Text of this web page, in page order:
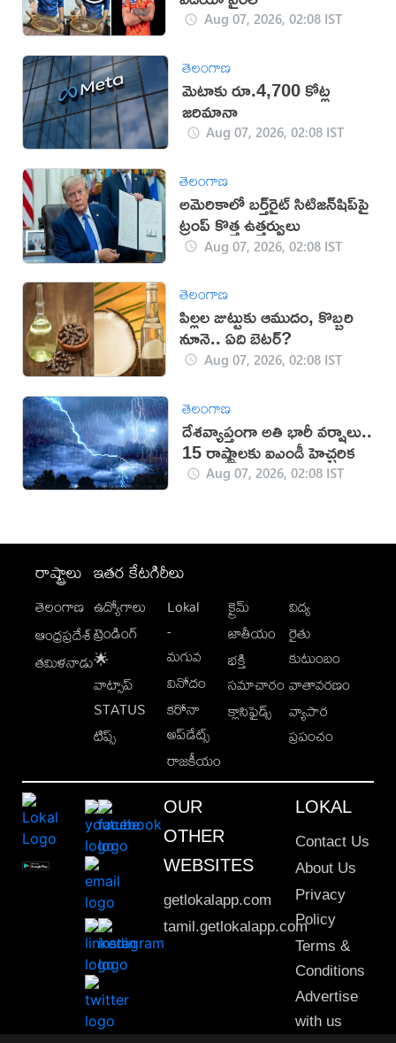
Aug 07, 2026, 02:08 IST
తెలంగాణ
మెటాకు రూ.4,700 కోట్ల
జరిమానా
Aug 07, 2026, 02:08 IST
తెలంగాణ
అమెరికాలో బర్త్‌రైట్ సిటిజన్‌షిప్‌పై
ట్రంప్ కొత్త ఉత్తర్వులు
Aug 07, 2026, 02:08 IST
తెలంగాణ
పిల్లల జుట్టుకు ఆముదం, కొబ్బరి
నూనె.. ఏది బెటర్?
Aug 07, 2026, 02:08 IST
తెలంగాణ
దేశవ్యాప్తంగా అతి భారీ వర్షాలు..
15 రాష్ట్రాలకు ఐఎండీ హెచ్చరిక
Aug 07, 2026, 02:08 IST
రాష్ట్రాలు
తెలంగాణ
ఆంధ్రప్రదేశ్
తమిళనాడు
ఇతర కేటగిరీలు
ఉద్యోగాలు
ట్రెండింగ్
🌟
వాట్సాప్
STATUS
టిప్స్
Lokal
-
మగువ
వినోదం
కరోనా
అప్‌డేట్స్
రాజకీయం
క్రైమ్
జాతీయం
భక్తి
సమాచారం
క్లాసిఫైడ్స్
విద్య
రైతు
కుటుంబం
వాతావరణం
వ్యాపార
ప్రపంచం
OUR
OTHER
WEBSITES
getlokalapp.com
tamil.getlokalapp.com
LOKAL
Contact Us
About Us
Privacy
Policy
Terms &
Conditions
Advertise
with us